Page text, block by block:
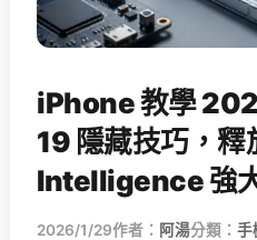
iPhone 教學
19 隱藏技巧，
Intelligence 強
2026/1/29作者： 阿湯分類： 手